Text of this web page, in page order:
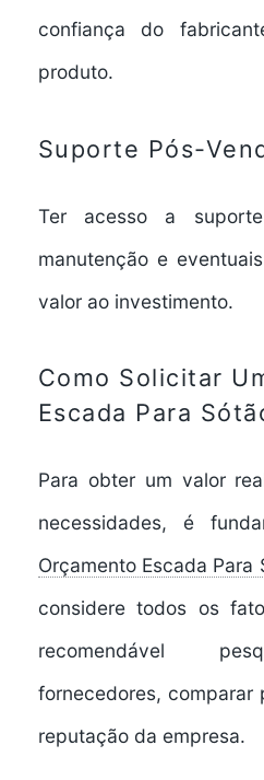
confiança do
produto.
Suporte Pós-
Ter acesso a
manutenção e
valor ao investimento.
Como Solicitar
Escada Para
Para obter um valor
necessidades, é
Orçamento Escada Para
considere todos os
recomendável
fornecedores, comparar
reputação da empresa.